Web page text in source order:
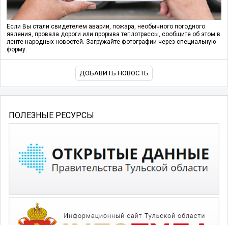
Если Вы стали свидетелем аварии, пожара, необычного погодного
явления, провала дороги или прорыва теплотрассы, сообщите об этом в
ленте народных новостей. Загружайте фотографии через специальную
форму.
ДОБАВИТЬ НОВОСТЬ
ПОЛЕЗНЫЕ РЕСУРСЫ